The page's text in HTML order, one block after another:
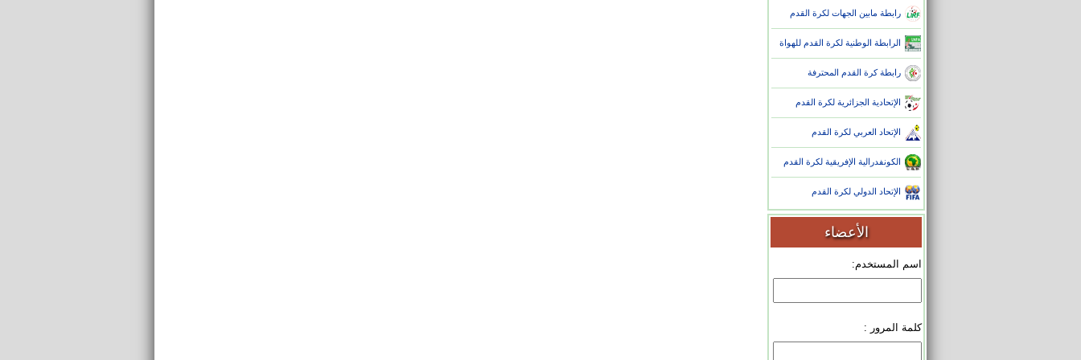
رابطة مابين الجهات لكرة القدم
الرابطة الوطنية لكرة القدم للهواة
رابطة كرة القدم المحترفة
الإتحادية الجزائرية لكرة القدم
الإتحاد العربي لكرة القدم
الكونفدرالية الإفريقية لكرة القدم
الإتحاد الدولي لكرة القدم
الأعضاء
اسم المستخدم:
كلمة المرور :